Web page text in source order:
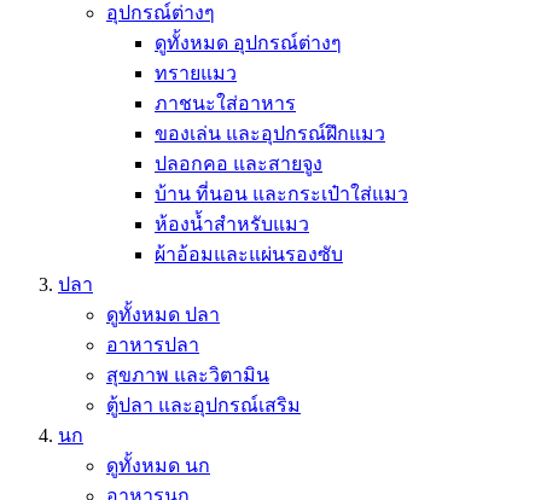
อุปกรณ์ต่างๆ
ดูทั้งหมด อุปกรณ์ต่างๆ
ทรายแมว
ภาชนะใส่อาหาร
ของเล่น และอุปกรณ์ฝึกแมว
ปลอกคอ และสายจูง
บ้าน ที่นอน และกระเป๋าใส่แมว
ห้องน้ำสำหรับแมว
ผ้าอ้อมและแผ่นรองซับ
ปลา
ดูทั้งหมด ปลา
อาหารปลา
สุขภาพ และวิตามิน
ตู้ปลา และอุปกรณ์เสริม
นก
ดูทั้งหมด นก
อาหารนก